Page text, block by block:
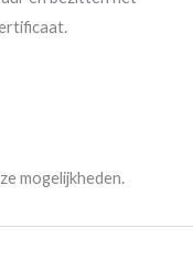
mogelijkheden.